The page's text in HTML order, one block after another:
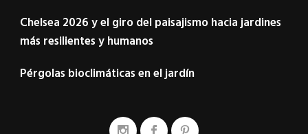
Chelsea 2026 y el giro del paisajismo hacia jardines
más resilientes y humanos
Pérgolas bioclimáticas en el jardín